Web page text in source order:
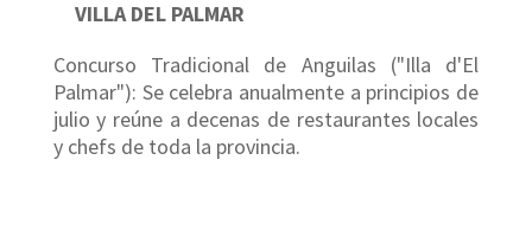
VILLA DEL PALMAR
Concurso Tradicional de Anguilas ("Illa d'El
Palmar"): Se celebra anualmente a principios de
julio y reúne a decenas de restaurantes locales
y chefs de toda la provincia.